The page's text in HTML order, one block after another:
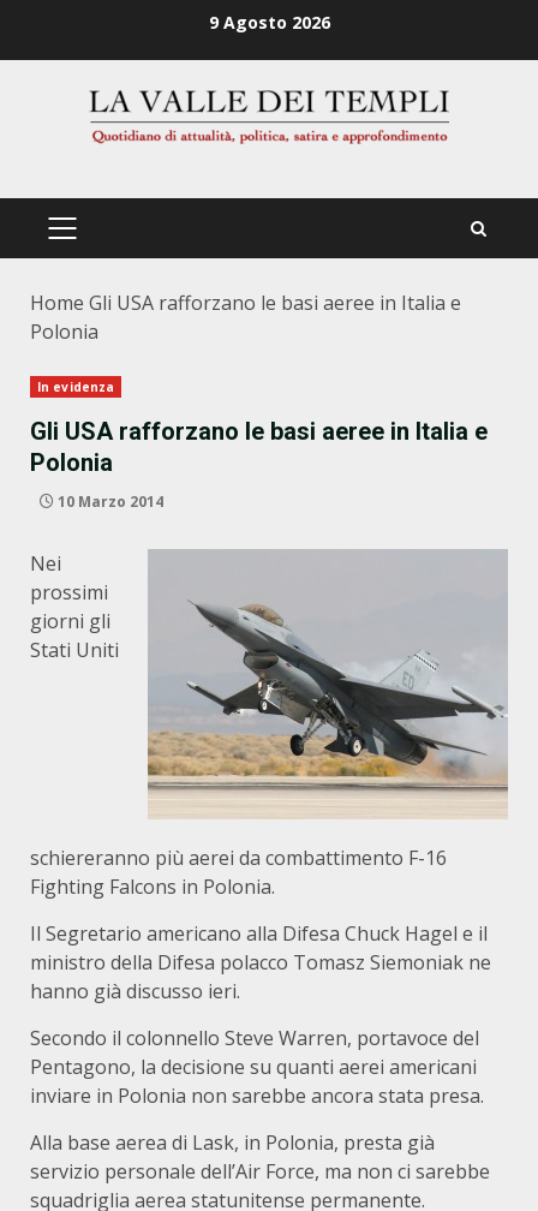
9 Agosto 2026
PRIMÄRES
Home Gli USA rafforzano le basi aeree in Italia e
Polonia
In evidenza
Gli USA rafforzano le basi aeree in Italia e
Polonia
10 Marzo 2014
Nei
prossimi
giorni gli
Stati Uniti
schiereranno più aerei da combattimento F-16
Fighting Falcons in Polonia.
Il Segretario americano alla Difesa Chuck Hagel e il
ministro della Difesa polacco Tomasz Siemoniak ne
hanno già discusso ieri.
Secondo il colonnello Steve Warren, portavoce del
Pentagono, la decisione su quanti aerei americani
inviare in Polonia non sarebbe ancora stata presa.
Alla base aerea di Lask, in Polonia, presta già
servizio personale dell’Air Force, ma non ci sarebbe
squadriglia aerea statunitense permanente.